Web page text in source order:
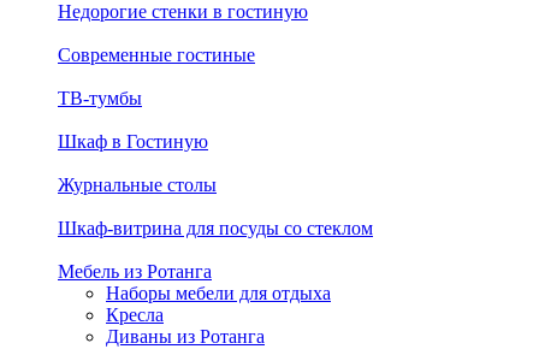
Недорогие стенки в гостиную
Современные гостиные
ТВ-тумбы
Шкаф в Гостиную
Журнальные столы
Шкаф-витрина для посуды со стеклом
Мебель из Ротанга
Наборы мебели для отдыха
Кресла
Диваны из Ротанга